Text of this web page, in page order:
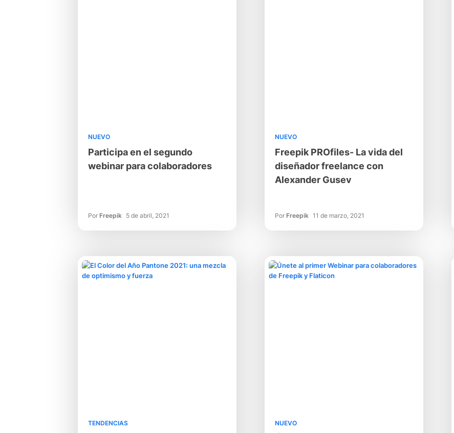
NUEVO
Participa en el segundo
webinar para colaboradores
Por Freepik 5 de abril, 2021
NUEVO
Freepik PROfiles- La vida del
diseñador freelance con
Alexander Gusev
Por Freepik 11 de marzo, 2021
TENDENCIAS NUEVO